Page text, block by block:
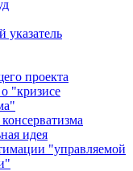
проекта
"кризисе
идея
"управляемой